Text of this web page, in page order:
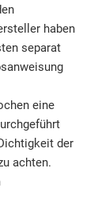
haben
separat
eine
der
achten.